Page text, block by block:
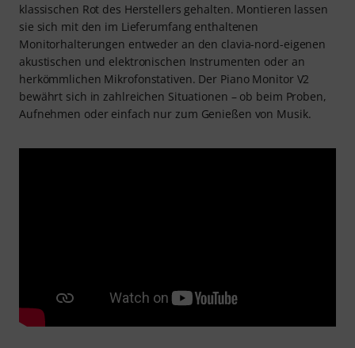
klassischen Rot des Herstellers gehalten. Montieren lassen
sie sich mit den im Lieferumfang enthaltenen
Monitorhalterungen entweder an den clavia-nord-eigenen
akustischen und elektronischen Instrumenten oder an
herkömmlichen Mikrofonstativen. Der Piano Monitor V2
bewährt sich in zahlreichen Situationen – ob beim Proben,
Aufnehmen oder einfach nur zum Genießen von Musik.